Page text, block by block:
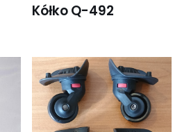
Kółko Q-492